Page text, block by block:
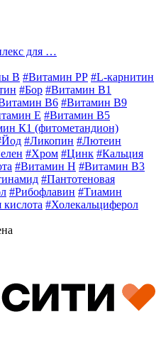
для …
В #Витамин РР #L-карнитин
#Бор #Витамин B1
B6 #Витамин B9
E #Витамин В5
К1 (фитометандион)
#Ликопин #Лютеин
#Хром #Цинк #Кальция
#Витамин H #Витамин В3
#Пантотеновая
#Рибофлавин #Тиамин
#Холекальциферол